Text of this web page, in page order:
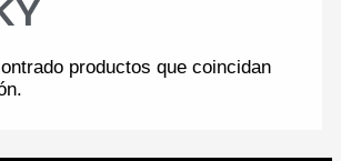
productos que coincidan